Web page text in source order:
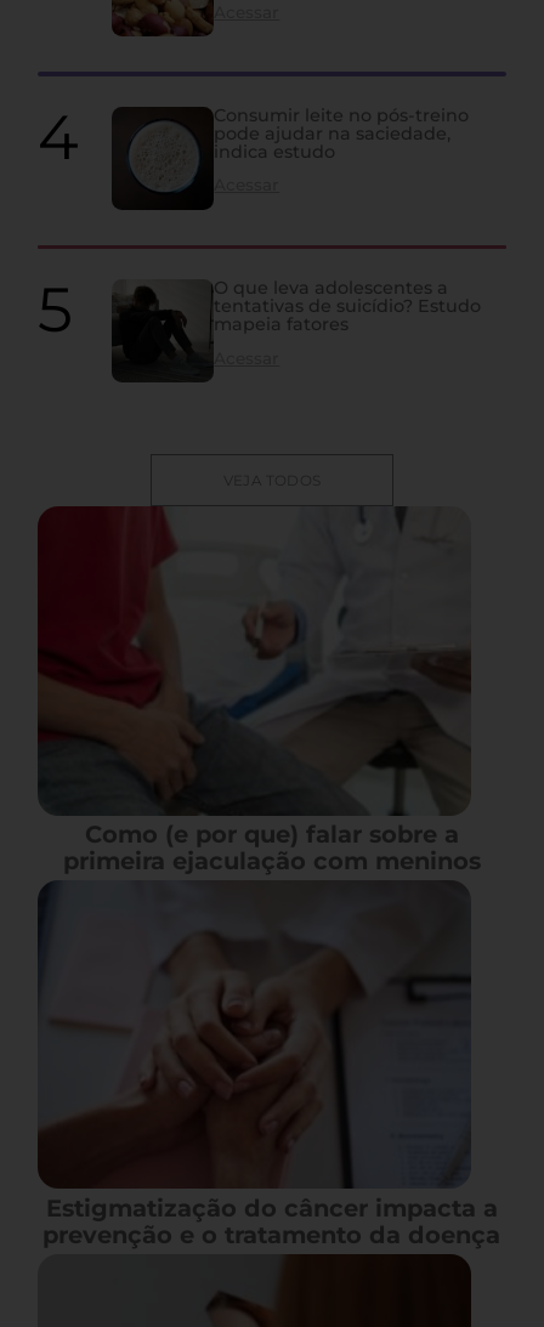
Consumir leite no pós-treino
pode ajudar na saciedade,
indica estudo
O que leva adolescentes a
tentativas de suicídio? Estudo
mapeia fatores
VEJA TODOS
Como (e por que) falar sobre a
primeira ejaculação com meninos
Estigmatização do câncer impacta a
prevenção e o tratamento da doença